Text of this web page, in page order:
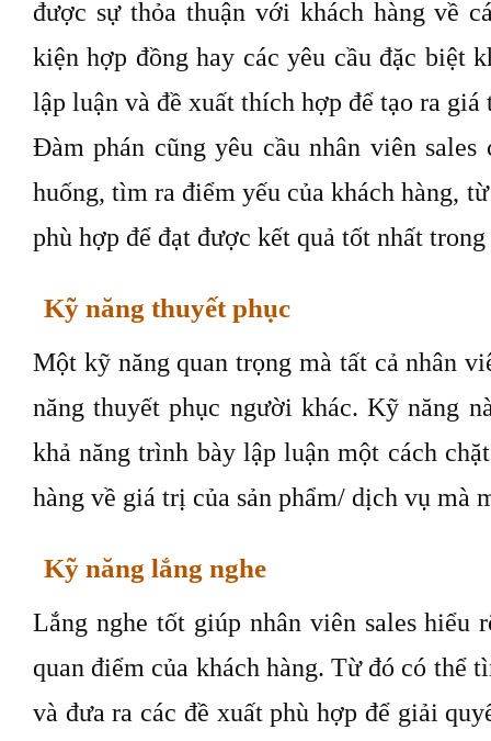
được sự thỏa thuận với khách hàng về
kiện hợp đồng hay các yêu cầu đặc biệt
lập luận và đề xuất thích hợp để tạo ra giá
Đàm phán cũng yêu cầu nhân viên
huống, tìm ra điểm yếu của khách hàng,
phù hợp để đạt được kết quả tốt nhất
Kỹ năng thuyết phục
Một kỹ năng quan trọng mà tất cả nhân
năng thuyết phục người khác. Kỹ năng
khả năng trình bày lập luận một cách
hàng về giá trị của sản phẩm/ dịch vụ mà
Kỹ năng lắng nghe
Lắng nghe tốt giúp nhân viên sales hiểu
quan điểm của khách hàng. Từ đó có thể
và đưa ra các đề xuất phù hợp để giải